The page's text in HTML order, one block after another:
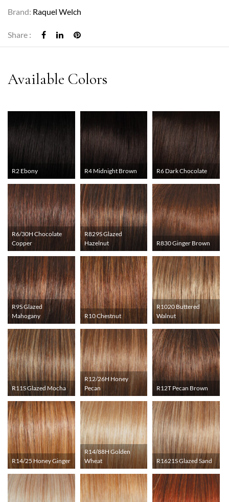
Brand: Raquel Welch
Share :
R2 Ebony R4 Midnight Brown R6 Dark Chocolate
R6/30H Chocolate
Copper
R829S Glazed
Hazelnut
R830 Ginger Brown
R9S Glazed
Mahogany
R10 Chestnut
R1020 Buttered
Walnut
R11S Glazed Mocha
R12/26H Honey
Pecan
R12T Pecan Brown
R14/25 Honey Ginger
R14/88H Golden
Wheat
R1621S Glazed Sand